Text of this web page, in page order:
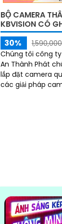
BỘ CAMERA
KBVISION CÓ
30%
Chúng tôi công
An Thành Phát
lắp đặt camera
các giải pháp